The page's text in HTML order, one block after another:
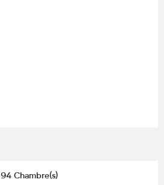
94 Chambre(s)